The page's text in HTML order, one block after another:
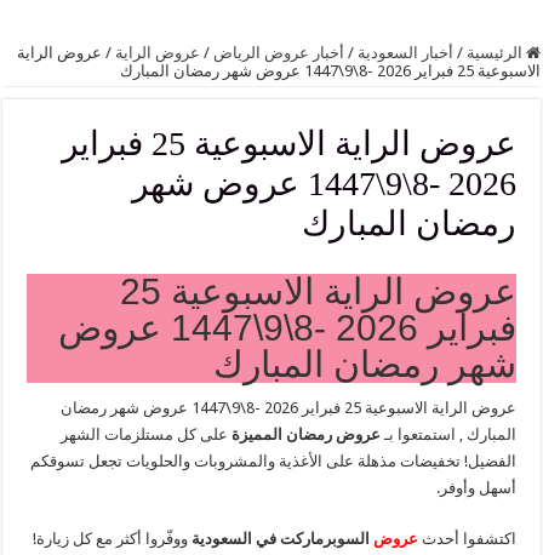
الرئيسية / أخبار السعودية / أخبار عروض الرياض / عروض الراية / عروض الراية
الاسبوعية 25 فبراير 2026 -8\9\1447 عروض شهر رمضان المبارك
عروض الراية الاسبوعية 25 فبراير
2026 -8\9\1447 عروض شهر
رمضان المبارك
عروض الراية الاسبوعية 25
فبراير 2026 -8\9\1447 عروض
شهر رمضان المبارك
عروض الراية الاسبوعية 25 فبراير 2026 -8\9\1447 عروض شهر رمضان
المبارك , استمتعوا بـ عروض رمضان المميزة على كل مستلزمات الشهر
الفضيل! تخفيضات مذهلة على الأغذية والمشروبات والحلويات تجعل تسوقكم
أسهل وأوفر.
اكتشفوا أحدث عروض السوبرماركت في السعودية ووفّروا أكثر مع كل زيارة!